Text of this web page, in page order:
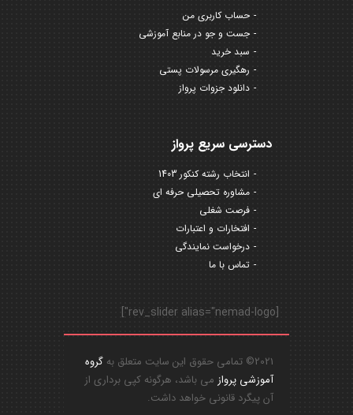
حساب کاربری من
جست و جو در منابع آموزشی
سبد خرید
رهگیری مرسولات پستی
دانلود جزوات پرواز
دسترسی سریع پرواز
انتخاب رشته کنکور 1403
مشاوره تحصیلی حرفه ای
فرصت شغلی
افتخارات و اعتبارات
درخواست نمایندگی
تماس با ما
[rev_slider alias="nemad-logo"]
2021© تمامی حقوق این سایت متعلق به
گروه
آموزشی پرواز می باشد، هرگونه کپی برداری از
آن پیگرد قانونی خواهد داشت.